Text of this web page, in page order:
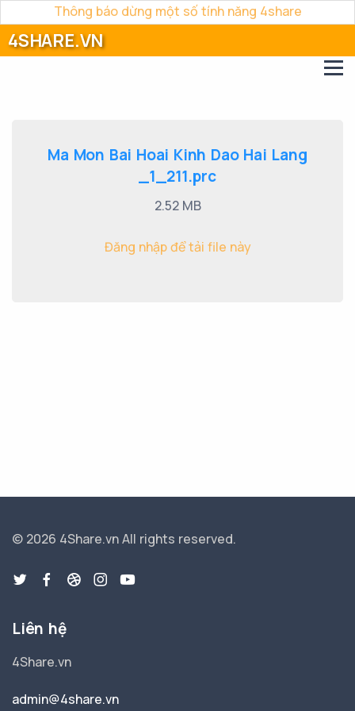
Thông báo dừng một số tính năng 4share
4SHARE.VN
Ma Mon Bai Hoai Kinh Dao Hai Lang
_1_211.prc
2.52 MB
Đăng nhập để tải file này
© 2026 4Share.vnAll rights reserved.
Liên hệ
4Share.vn
admin@4share.vn